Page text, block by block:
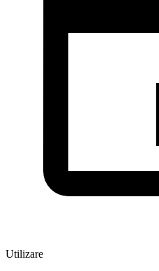
Utilizare